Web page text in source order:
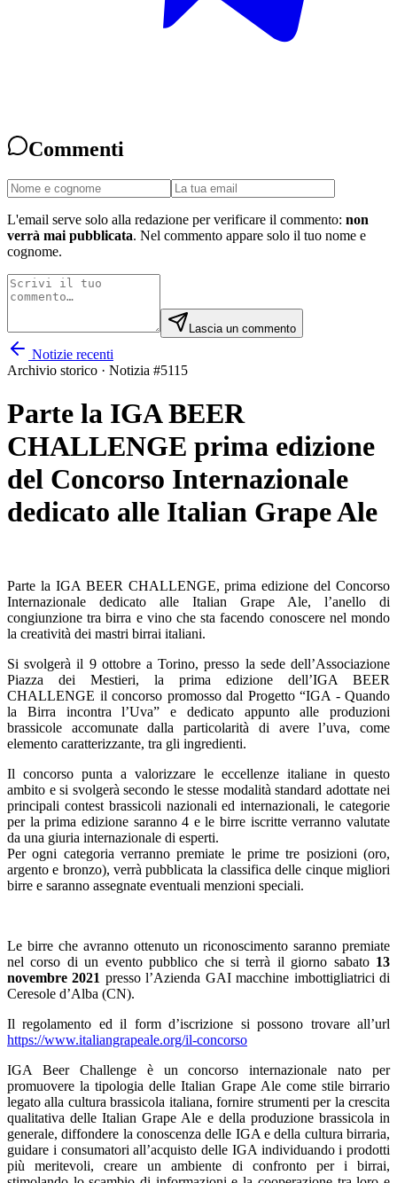
Commenti
L'email serve solo alla redazione per verificare il commento: non
verrà mai pubblicata. Nel commento appare solo il tuo nome e
cognome.
Lascia un commento
Notizie recenti
Archivio storico · Notizia #5115
Parte la IGA BEER
CHALLENGE prima edizione
del Concorso Internazionale
dedicato alle Italian Grape Ale
Parte la IGA BEER CHALLENGE, prima edizione del Concorso
Internazionale dedicato alle Italian Grape Ale, l’anello di
congiunzione tra birra e vino che sta facendo conoscere nel mondo
la creatività dei mastri birrai italiani.
Si svolgerà il 9 ottobre a Torino, presso la sede dell’Associazione
Piazza dei Mestieri, la prima edizione dell’IGA BEER
CHALLENGE il concorso promosso dal Progetto “IGA - Quando
la Birra incontra l’Uva” e dedicato appunto alle produzioni
brassicole accomunate dalla particolarità di avere l’uva, come
elemento caratterizzante, tra gli ingredienti.
Il concorso punta a valorizzare le eccellenze italiane in questo
ambito e si svolgerà secondo le stesse modalità standard adottate nei
principali contest brassicoli nazionali ed internazionali, le categorie
per la prima edizione saranno 4 e le birre iscritte verranno valutate
da una giuria internazionale di esperti.
Per ogni categoria verranno premiate le prime tre posizioni (oro,
argento e bronzo), verrà pubblicata la classifica delle cinque migliori
birre e saranno assegnate eventuali menzioni speciali.
Le birre che avranno ottenuto un riconoscimento saranno premiate
nel corso di un evento pubblico che si terrà il giorno sabato 13
novembre 2021 presso l’Azienda GAI macchine imbottigliatrici di
Ceresole d’Alba (CN).
Il regolamento ed il form d’iscrizione si possono trovare all’url
https://www.italiangrapeale.org/il-concorso
IGA Beer Challenge è un concorso internazionale nato per
promuovere la tipologia delle Italian Grape Ale come stile birrario
legato alla cultura brassicola italiana, fornire strumenti per la crescita
qualitativa delle Italian Grape Ale e della produzione brassicola in
generale, diffondere la conoscenza delle IGA e della cultura birraria,
guidare i consumatori all’acquisto delle IGA individuando i prodotti
più meritevoli, creare un ambiente di confronto per i birrai,